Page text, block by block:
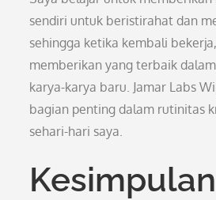
sendiri untuk beristirahat dan
sehingga ketika kembali
memberikan yang terbaik
karya-karya baru. Jamar Labs
bagian penting dalam rutinitas
sehari-hari saya.
Kesimpulan